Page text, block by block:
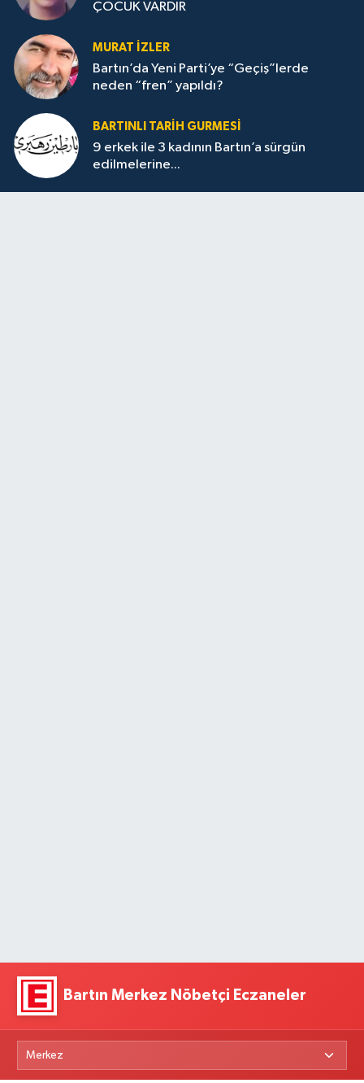
ÇOCUK VARDIR
MURAT İZLER
Bartın’da Yeni Parti’ye “Geçiş”lerde
neden “fren” yapıldı?
BARTINLI TARIH GURMESI
9 erkek ile 3 kadının Bartın’a sürgün
edilmelerine...
Bartın Merkez Nöbetçi Eczaneler